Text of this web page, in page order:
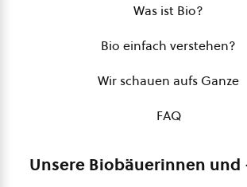
Was ist Bio?
Bio einfach verstehen?
Wir schauen aufs Ganze
FAQ
Unsere Biobäuerinnen und